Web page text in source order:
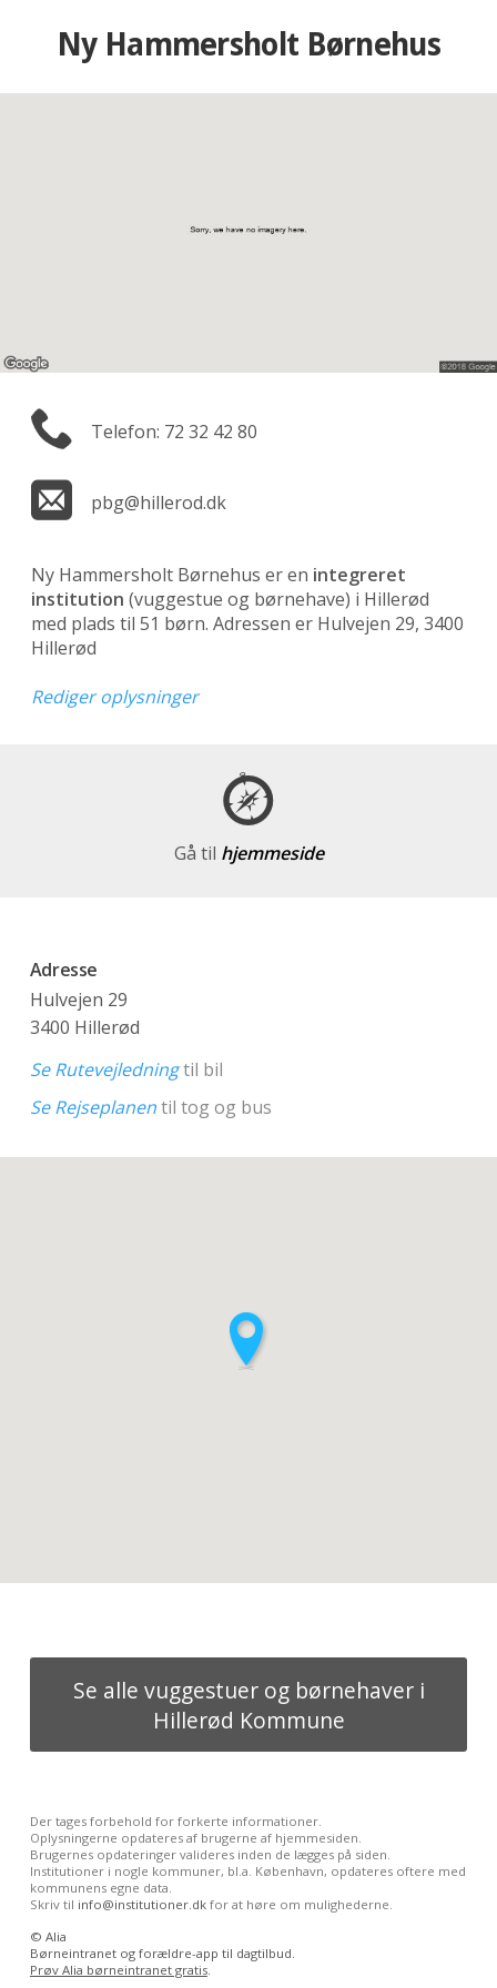
Ny Hammersholt Børnehus
Telefon: 72 32 42 80
pbg@hillerod.dk
Ny Hammersholt Børnehus er en integreret
institution (vuggestue og børnehave) i Hillerød
med plads til 51 børn. Adressen er Hulvejen 29, 3400
Hillerød
Rediger oplysninger
Gå til hjemmeside
Adresse
Hulvejen 29
3400 Hillerød
Se Rutevejledningtil bil
Se Rejseplanentil tog og bus
Se alle vuggestuer og børnehaver i
Hillerød Kommune
Der tages forbehold for forkerte informationer.
Oplysningerne opdateres af brugerne af hjemmesiden.
Brugernes opdateringer valideres inden de lægges på siden.
Institutioner i nogle kommuner, bl.a. København, opdateres oftere med
kommunens egne data.
Skriv til info@institutioner.dkfor at høre om mulighederne.
© Alia
Børneintranet og forældre-app til dagtilbud.
Prøv Alia børneintranet gratis.